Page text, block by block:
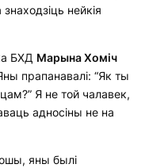
нейкія
БХД Марына Хоміч
прапанавалі: “Як ты
Я не той чалавек,
адносіны не на
яны былі